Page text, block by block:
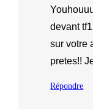
devant
sur votre
pretes!!
Répondre